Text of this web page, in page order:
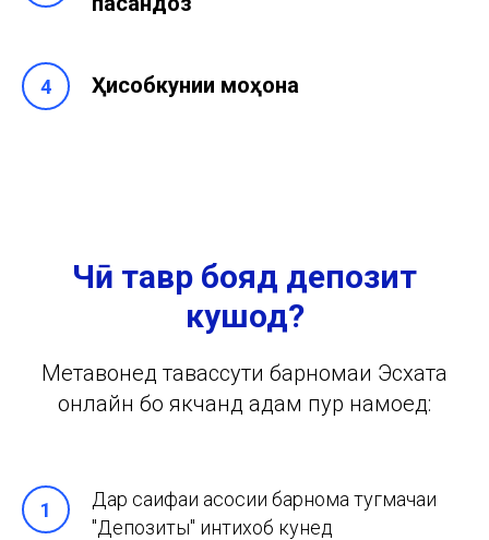
Ҳисобкунии моҳона
Чӣ тавр бояд депозит
кушод?
Метавонед тавассути барномаи Эсхата
онлайн бо якчанд қадам пур намоед:
Дар саҳифаи асосии барнома тугмачаи
"Депозиты" интихоб кунед